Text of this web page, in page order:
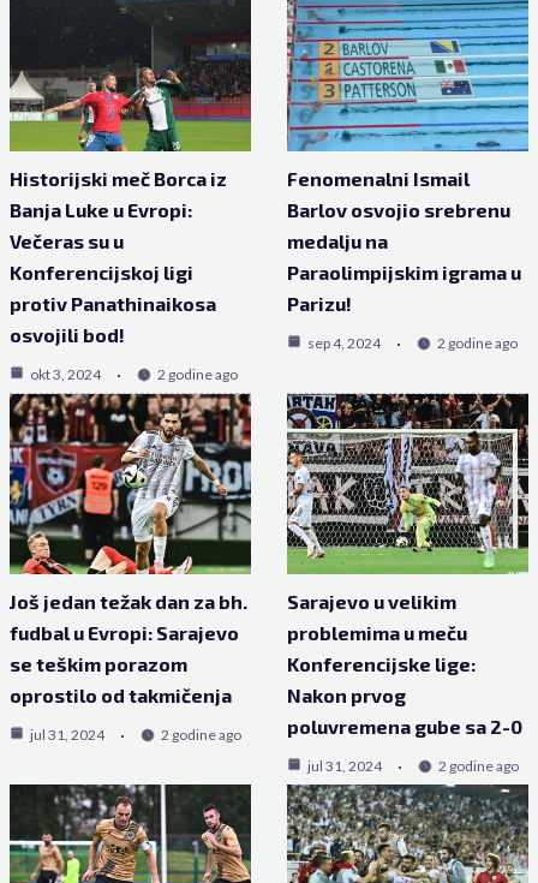
Historijski meč Borca iz
Banja Luke u Evropi:
Večeras su u
Konferencijskoj ligi
protiv Panathinaikosa
osvojili bod!
okt 3, 2024 2 godine ago
Fenomenalni Ismail
Barlov osvojio srebrenu
medalju na
Paraolimpijskim igrama u
Parizu!
sep 4, 2024 2 godine ago
Još jedan težak dan za bh.
fudbal u Evropi: Sarajevo
se teškim porazom
oprostilo od takmičenja
jul 31, 2024 2 godine ago
Sarajevo u velikim
problemima u meču
Konferencijske lige:
Nakon prvog
poluvremena gube sa 2-0
jul 31, 2024 2 godine ago